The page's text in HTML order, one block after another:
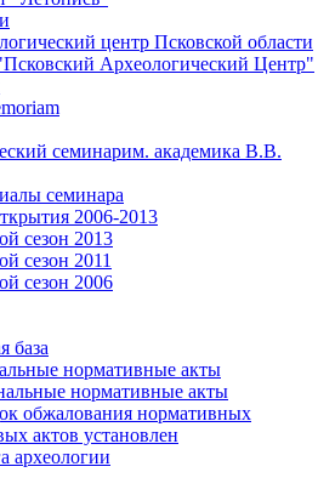
центр Псковской области
Археологический Центр"
семинарим. академика В.В.
семинара
2006-2013
сезон 2013
сезон 2011
сезон 2006
база
нормативные акты
нормативные акты
обжалования нормативных
актов установлен
археологии